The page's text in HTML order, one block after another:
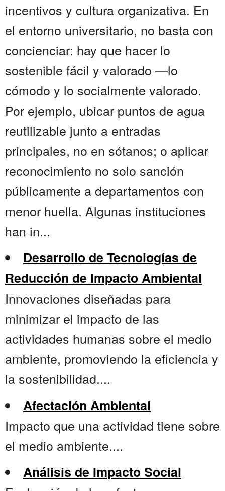
incentivos y cultura organizativa. En
el entorno universitario, no basta con
concienciar: hay que hacer lo
sostenible fácil y valorado —lo
cómodo y lo socialmente valorado.
Por ejemplo, ubicar puntos de agua
reutilizable junto a entradas
principales, no en sótanos; o aplicar
reconocimiento no solo sanción
públicamente a departamentos con
menor huella. Algunas instituciones
han in...
Desarrollo de Tecnologías de
Reducción de Impacto Ambiental
Innovaciones diseñadas para
minimizar el impacto de las
actividades humanas sobre el medio
ambiente, promoviendo la eficiencia y
la sostenibilidad....
Afectación Ambiental
Impacto que una actividad tiene sobre
el medio ambiente....
Análisis de Impacto Social